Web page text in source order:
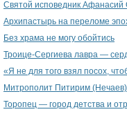
Святой исповедник Афанасий
Архипастырь на переломе
Без храма не могу обойтись
Троице-Сергиева лавра —
«Я не для того взял посох,
Митрополит Питирим
Торопец — город детства и